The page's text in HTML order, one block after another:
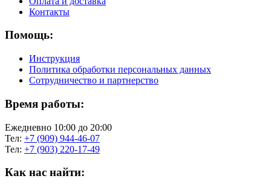
Контакты
Помощь:
Инструкция
Политика обработки персональных данных
Сотрудничество и партнерство
Время работы:
Ежедневно 10:00 до 20:00
Тел: +7 (909) 944-46-07
Тел: +7 (903) 220-17-49
Как нас найти: